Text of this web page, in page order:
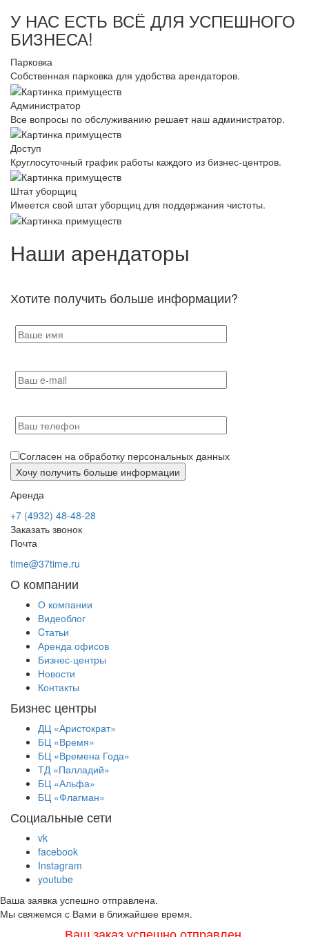
У НАС ЕСТЬ ВСЁ ДЛЯ УСПЕШНОГО
БИЗНЕСА!
Парковка
Собственная парковка для удобства арендаторов.
Администратор
Все вопросы по обслуживанию решает наш администратор.
Доступ
Круглосуточный график работы каждого из бизнес-центров.
Штат уборщиц
Имеется свой штат уборщиц для поддержания чистоты.
Наши арендаторы
Хотите получить больше информации?
Согласен на обработку персональных данных
Аренда
+7 (4932) 48-48-28
Заказать звонок
Почта
time@37time.ru
О компании
О компании
Видеоблог
Cтатьи
Аренда офисов
Бизнес-центры
Новости
Контакты
Бизнес центры
ДЦ «Аристократ»
БЦ «Время»
БЦ «Времена Года»
ТД «Палладий»
БЦ «Альфа»
БЦ «Флагман»
Социальные сети
vk
facebook
Instagram
youtube
Ваша заявка успешно отправлена.
Мы свяжемся с Вами в ближайшее время.
Ваш заказ успешно отправлен.